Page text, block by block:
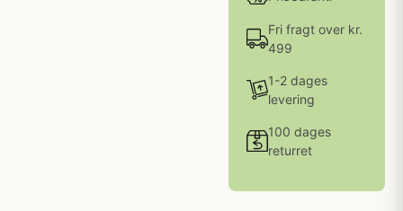
Fri fragt over kr.
499
1-2 dages
levering
100 dages
returret